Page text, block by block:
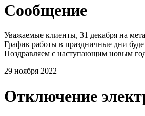
Сообщение
Уважаемые клиенты, 31 декабря на
График работы в праздничные дни
Поздравляем с наступающим новым
29 ноября 2022
Отключение